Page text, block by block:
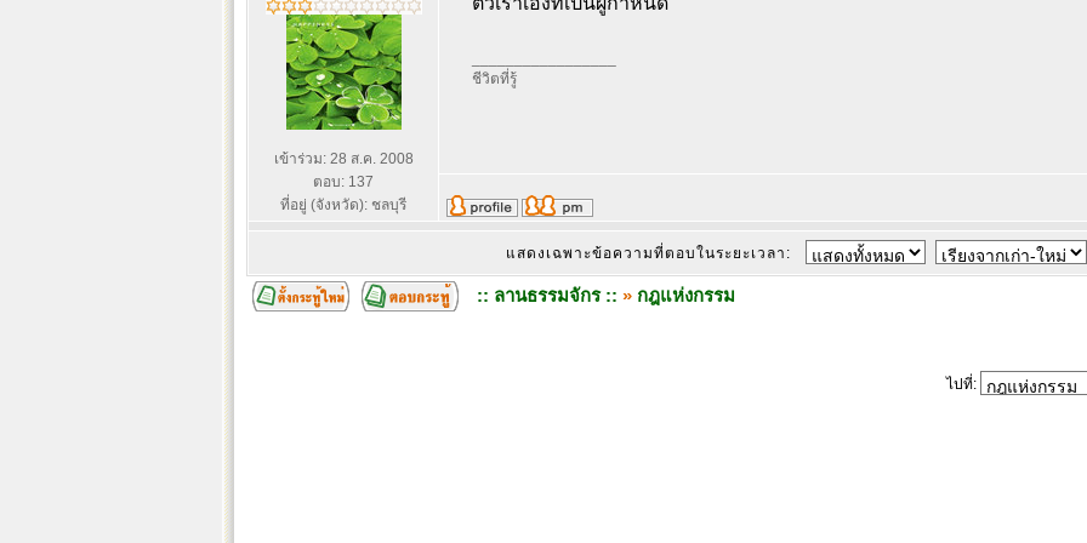
เข้าร่วม: 28 ส.ค. 2008
ตอบ: 137
ที่อยู่ (จังหวัด): ชลบุรี
ชีวิตที่รู้
แสดงเฉพาะข้อความที่ตอบในระยะเวลา:
:: ลานธรรมจักร :: » กฎแห่งกรรม
ไปที่: